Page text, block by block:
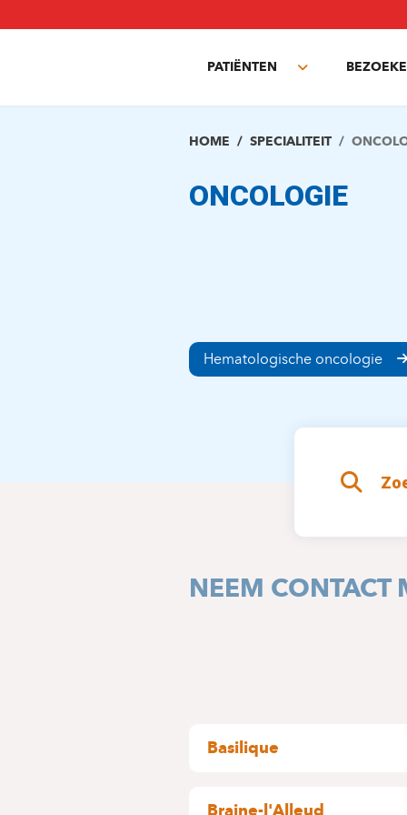
en
gaan
PATIËNTEN
Toggle
HOME SPECIALITEIT
ONCOLOGIE
Hematologische oncologie
NEEM CONTACT
Basilique
1083 Ganshoren
Braine-l'Alleud